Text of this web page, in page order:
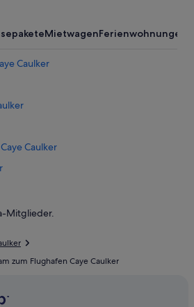
MietwagenFerienwohnungen
Caulker
Caulker
Mitglieder.
zum Flughafen Caye Caulker